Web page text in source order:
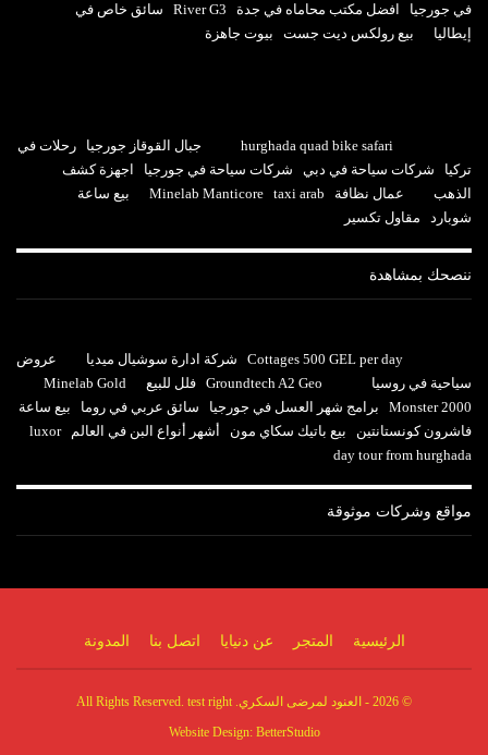
في جورجيا
افضل مكتب محاماه في جدة River G3
سائق خاص في
إيطاليا
بيع رولكس ديت جست بيوت جاهزة
hurghada quad bike safari جبال القوقاز جورجيا
رحلات في
تركيا
شركات سياحة في دبي شركات سياحة في جورجيا
اجهزة كشف
الذهب
عمال نظافة Minelab Manticore taxi arab
بيع ساعة
شوبارد
مقاول تكسير
ننصحك بمشاهدة
Cottages 500 GEL per day شركة ادارة سوشيال ميديا
عروض
سياحية في روسيا
Groundtech A2 Geo فلل للبيع
Minelab Gold
Monster 2000
برامج شهر العسل في جورجيا سائق عربي في روما
بيع ساعة
فاشرون كونستانتين
بيع باتيك سكاي مون أشهر أنواع البن في العالم
luxor
day tour from hurghada
مواقع وشركات موثوقة
الرئيسية المتجر عن دنيايا اتصل بنا المدونة
© 2026 - العنود لمرضى السكري. All Rights Reserved. test right
Website Design: BetterStudio